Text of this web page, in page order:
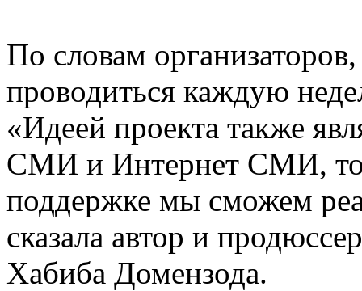
По словам
проводиться каждую
«Идеей проекта также
СМИ и Интернет СМИ,
поддержке мы сможем
сказала автор и
Хабиба Домензода.